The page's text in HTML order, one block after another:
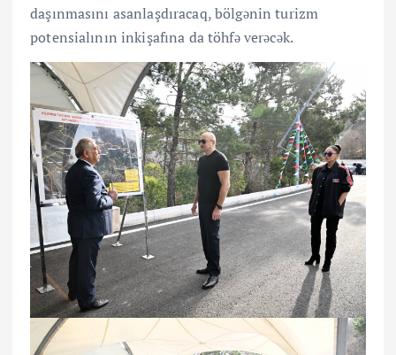
daşınmasını asanlaşdıracaq, bölgənin turizm
potensialının inkişafına da töhfə verəcək.